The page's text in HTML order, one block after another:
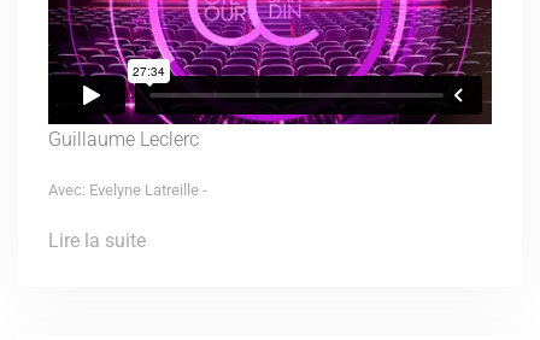
Guillaume Leclerc
Avec: Evelyne Latreille -
Lire la suite